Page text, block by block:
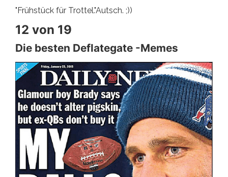
"Frühstück für Trottel."Autsch. ;))
12 von 19
Die besten Deflategate -Memes